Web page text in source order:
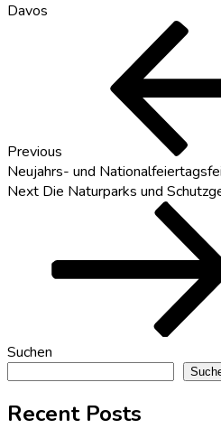
Davos
Beitragsnavigation
Previous
Neujahrs- und
Next
Next Die Naturparks und
Suchen
Recent Posts